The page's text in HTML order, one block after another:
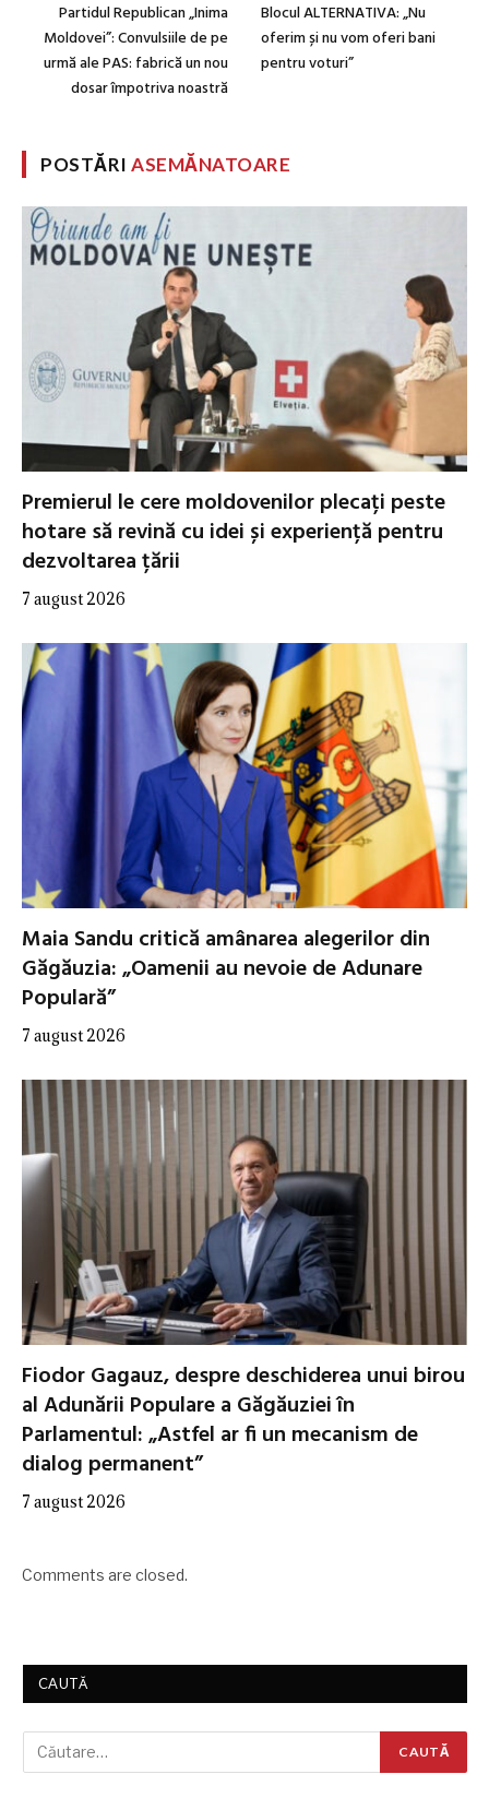
Partidul Republican „Inima
Moldovei”: Convulsiile de pe
urmă ale PAS: fabrică un nou
dosar împotriva noastră
Blocul ALTERNATIVA: „Nu
oferim și nu vom oferi bani
pentru voturi”
POSTĂRIASEMĂNATOARE
Premierul le cere moldovenilor plecați peste
hotare să revină cu idei și experiență pentru
dezvoltarea țării
7 august 2026
Maia Sandu critică amânarea alegerilor din
Găgăuzia: „Oamenii au nevoie de Adunare
Populară”
7 august 2026
Fiodor Gagauz, despre deschiderea unui birou
al Adunării Populare a Găgăuziei în
Parlamentul: „Astfel ar fi un mecanism de
dialog permanent”
7 august 2026
Comments are closed.
CAUTĂ